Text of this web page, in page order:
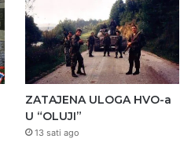
ZATAJENA ULOGA HVO-a
U “OLUJI”
13 sati ago